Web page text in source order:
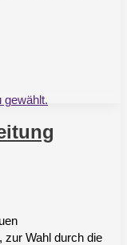
zur Wahl durch die